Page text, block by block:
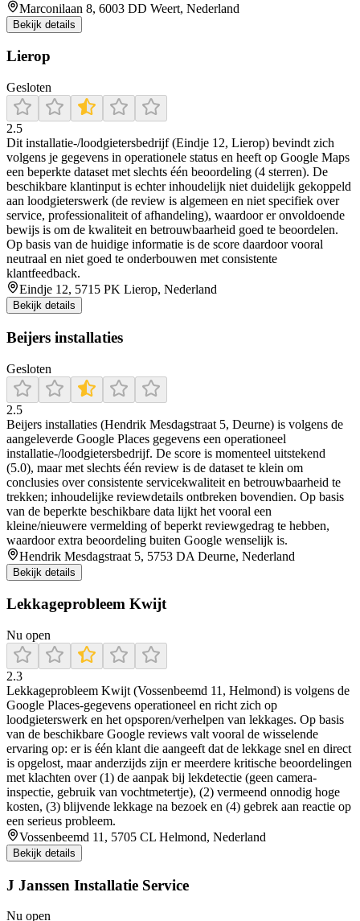
Marconilaan 8, 6003 DD Weert, Nederland
Bekijk details
Lierop
Gesloten
2.5
Dit installatie-/loodgietersbedrijf (Eindje 12, Lierop) bevindt zich
volgens je gegevens in operationele status en heeft op Google Maps
een beperkte dataset met slechts één beoordeling (4 sterren). De
beschikbare klantinput is echter inhoudelijk niet duidelijk gekoppeld
aan loodgieterswerk (de review is algemeen en niet specifiek over
service, professionaliteit of afhandeling), waardoor er onvoldoende
bewijs is om de kwaliteit en betrouwbaarheid goed te beoordelen.
Op basis van de huidige informatie is de score daardoor vooral
neutraal en niet goed te onderbouwen met consistente
klantfeedback.
Eindje 12, 5715 PK Lierop, Nederland
Bekijk details
Beijers installaties
Gesloten
2.5
Beijers installaties (Hendrik Mesdagstraat 5, Deurne) is volgens de
aangeleverde Google Places gegevens een operationeel
installatie-/loodgietersbedrijf. De score is momenteel uitstekend
(5.0), maar met slechts één review is de dataset te klein om
conclusies over consistente servicekwaliteit en betrouwbaarheid te
trekken; inhoudelijke reviewdetails ontbreken bovendien. Op basis
van de beperkte beschikbare data lijkt het vooral een
kleine/nieuwere vermelding of beperkt reviewgedrag te hebben,
waardoor extra beoordeling buiten Google wenselijk is.
Hendrik Mesdagstraat 5, 5753 DA Deurne, Nederland
Bekijk details
Lekkageprobleem Kwijt
Nu open
2.3
Lekkageprobleem Kwijt (Vossenbeemd 11, Helmond) is volgens de
Google Places-gegevens operationeel en richt zich op
loodgieterswerk en het opsporen/verhelpen van lekkages. Op basis
van de beschikbare Google reviews valt vooral de wisselende
ervaring op: er is één klant die aangeeft dat de lekkage snel en direct
is opgelost, maar anderzijds zijn er meerdere kritische beoordelingen
met klachten over (1) de aanpak bij lekdetectie (geen camera-
inspectie, gebruik van vochtmetertje), (2) vermeend onnodig hoge
kosten, (3) blijvende lekkage na bezoek en (4) gebrek aan reactie op
een serieus probleem.
Vossenbeemd 11, 5705 CL Helmond, Nederland
Bekijk details
J Janssen Installatie Service
Nu open